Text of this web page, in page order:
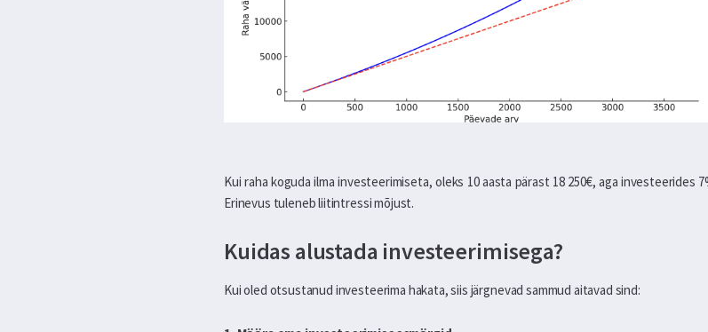
Kui raha koguda ilma investeerimiseta, oleks 10 aasta pärast 18 250€, aga investeerides
Erinevus tuleneb liitintressi mõjust.
Kuidas alustada investeerimisega?
Kui oled otsustanud investeerima hakata, siis järgnevad sammud aitavad sind: